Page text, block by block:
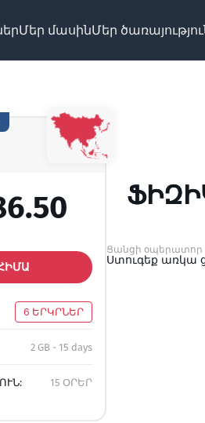
Մեր մասինՄեր
6 ԵՐԿՐՆԵՐ
2 GB - 15 days
15 ՕՐԵՐ
Ցանցի օպերատոր
Ստուգեք առկա